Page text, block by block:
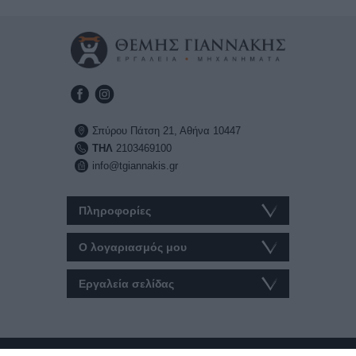
Πληροφορίες
Ο λογαριασμός μου
Εργαλεία σελίδας
Σπύρου Πάτση 21, Αθήνα 10447
ΤΗΛ2103469100
info@tgiannakis.gr